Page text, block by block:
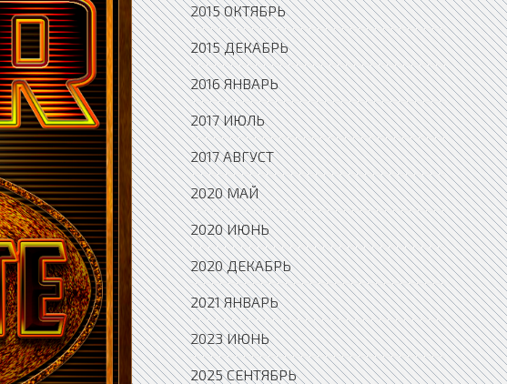
2015 ОКТЯБРЬ
2015 ДЕКАБРЬ
2016 ЯНВАРЬ
2017 ИЮЛЬ
2017 АВГУСТ
2020 МАЙ
2020 ИЮНЬ
2020 ДЕКАБРЬ
2021 ЯНВАРЬ
2023 ИЮНЬ
2025 СЕНТЯБРЬ